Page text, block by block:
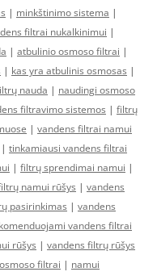
| minkštinimo sistema |
filtrai nukalkinimui |
| atbulinio osmoso filtrai |
| kas yra atbulinis osmosas |
nauda | naudingi osmoso
filtravimo sistemos | filtrų
| vandens filtrai namui
| tinkamiausi vandens filtrai
| filtrų sprendimai namui |
namui rūšys | vandens
pasirinkimas | vandens
vandens filtrai
rūšys | vandens filtrų rūšys
filtrai | namui